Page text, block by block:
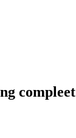
compleet